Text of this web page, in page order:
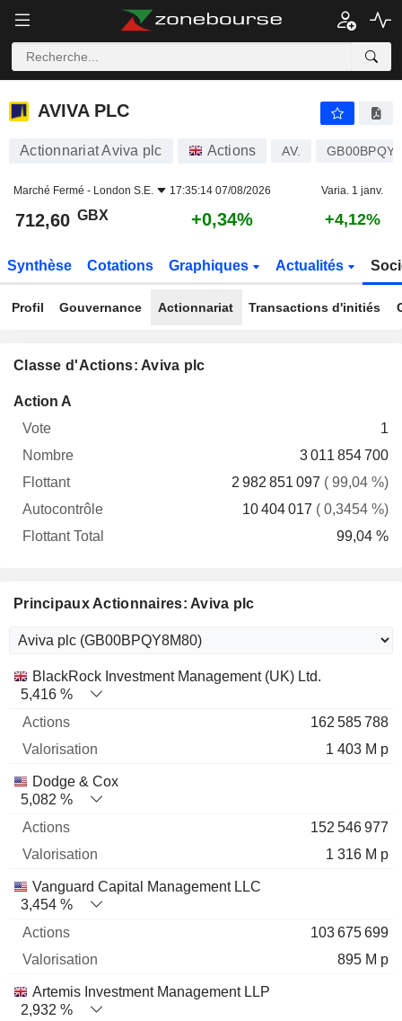
AVIVA PLC
AVIVA PLC
Actionnariat Aviva plc Actions AV.
Marché Fermé - London S.E. 17:35:14 07/08/2026 Varia. 1 janv.
712,60 GBX +0,34% +4,12%
Synthèse Cotations Graphiques Actualités
Profil Gouvernance Actionnariat Transactions d'initiés
Classe d'Actions: Aviva plc
Action A
1
3 011 854 700
2 982 851 097 ( 99,04 %)
10 404 017 ( 0,3454 %)
99,04 %
Principaux Actionnaires: Aviva plc
Nom Actions % Valorisation
BlackRock Investment Management (UK) Ltd.
5,416 %
162 585 788
1 403 M p
Dodge & Cox
5,082 %
152 546 977
1 316 M p
Vanguard Capital Management LLC
3,454 %
103 675 699
895 M p
Artemis Investment Management LLP
2,932 %